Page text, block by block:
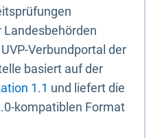
Verbundportal der
basiert auf der
1.1 und liefert die
kompatiblen Format